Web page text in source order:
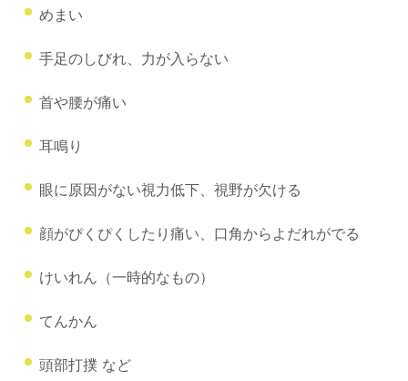
めまい
手足のしびれ、力が入らない
首や腰が痛い
耳鳴り
眼に原因がない視力低下、視野が欠ける
顔がぴくぴくしたり痛い、口角からよだれがでる
けいれん（一時的なもの）
てんかん
頭部打撲 など